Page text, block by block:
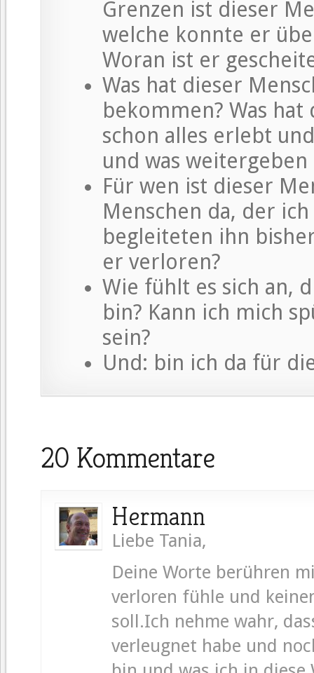
Grenzen ist dieser
welche konnte er
Woran ist er
Was hat dieser
bekommen? Was
schon alles erlebt
und was weitergeben
Für wen ist dieser
Menschen da, der
begleiteten ihn
er verloren?
Wie fühlt es sich an,
bin? Kann ich mich
sein?
Und: bin ich da für
20 Kommentare
Hermann
Liebe Tania,
Deine Worte berühren
verloren fühle und
soll.Ich nehme wahr,
verleugnet habe und